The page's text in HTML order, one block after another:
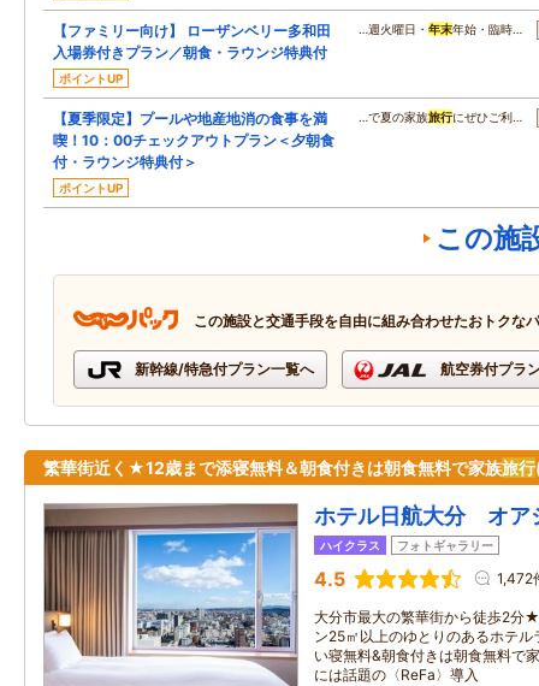
【ファミリー向け】 ローザンベリー多和田
入場券付きプラン／朝食・ラウンジ特典付
ポイントUP
…週火曜日・ 年末年始・臨時…
【夏季限定】プールや地産地消の食事を満
喫！10：00チェックアウトプラン＜夕朝食
付・ラウンジ特典付＞
ポイントUP
…で夏の家族旅行にぜひご利…
この施
この施設と交通手段を自由に組み合わせたおトクな
新幹線/特急付プラン一覧へ 航空券付プラ
繁華街近く★12歳まで添寝無料＆朝食付きは朝食無料で家族旅行
ホテル日航大分 オア
ハイクラス フォトギャラリー
4.5 1,472
大分市最大の繁華街から徒歩2分
ン25㎡以上のゆとりのあるホテ
い寝無料&朝食付きは朝食無料で
には話題の〈ReFa〉導入